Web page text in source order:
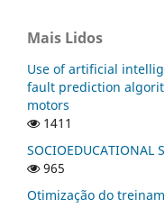
Mais Lidos
Use of artificial
fault prediction
motors
1411
SOCIOEDUCATIONAL
965
Otimização do